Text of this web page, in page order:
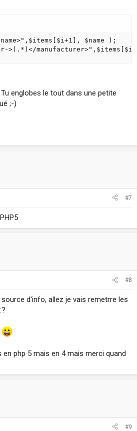
$name );
>(.*)</
englobes le tout dans une petite
;-)
#7
#8
d'info, allez je vais remetrre les
php 5 mais en 4 mais merci quand
#9